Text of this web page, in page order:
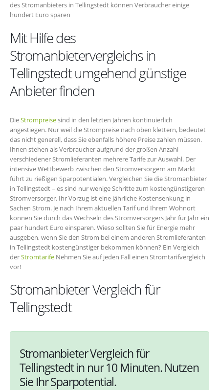
des Stromanbieters in Tellingstedt können Verbraucher einige
hundert Euro sparen
Mit Hilfe des
Stromanbietervergleichs in
Tellingstedt umgehend günstige
Anbieter finden
DieStrompreisesind in den letzten Jahren kontinuierlich
angestiegen. Nur weil die Strompreise nach oben klettern, bedeutet
das nicht generell, dass Sie ebenfalls höhere Preise zahlen müssen.
Ihnen stehen als Verbraucher aufgrund der großen Anzahl
verschiedener Stromlieferanten mehrere Tarife zur Auswahl. Der
intensive Wettbewerb zwischen den Stromversorgern am Markt
führt zu rießigen Sparpotentialen. Vergleichen Sie die Stromanbieter
in Tellingstedt – es sind nur wenige Schritte zum kostengünstigeren
Stromversorger. Ihr Vorzug ist eine jährliche Kostensenkung in
Sachen Strom. Je nach Ihrem aktuellen Tarif und Ihrem Wohnort
können Sie durch das Wechseln des Stromversorgers Jahr für Jahr ein
paar hundert Euro einsparen. Wieso sollten Sie für Energie mehr
ausgeben, wenn Sie den Strom bei einem anderen Stromlieferanten
in Tellingstedt kostengünstiger bekommen können? Ein Vergleich
derStromtarife Nehmen Sie auf jeden Fall einen Stromtarifvergleich
vor!
Stromanbieter Vergleich für
Tellingstedt
Stromanbieter Vergleich für
Tellingstedt in nur 10 Minuten. Nutzen
Sie Ihr Sparpotential.